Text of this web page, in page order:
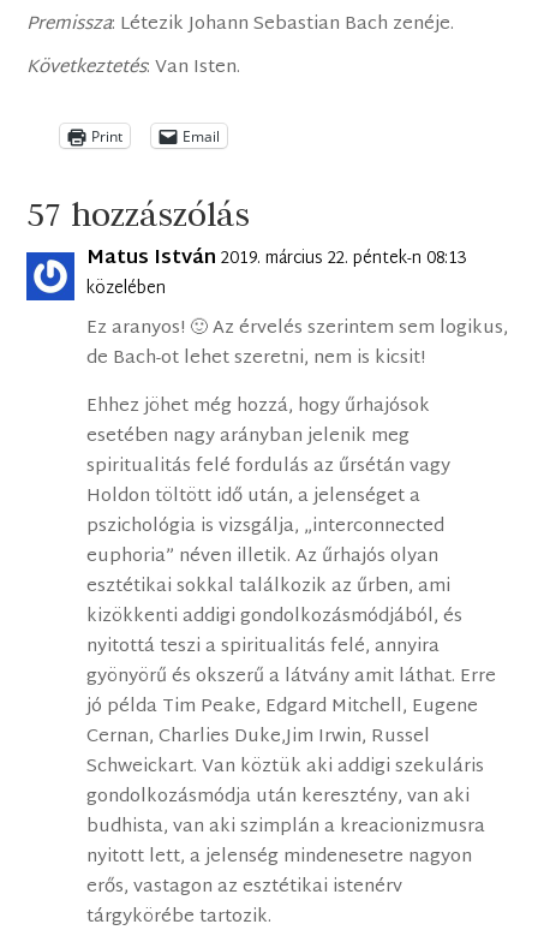
Premissza: Létezik Johann Sebastian Bach zenéje.
Következtetés: Van Isten.
Print Email
57 hozzászólás
Matus István 2019. március 22. péntek-n 08:13
közelében
Ez aranyos! 🙂 Az érvelés szerintem sem logikus,
de Bach-ot lehet szeretni, nem is kicsit!
Ehhez jöhet még hozzá, hogy űrhajósok
esetében nagy arányban jelenik meg
spiritualitás felé fordulás az űrsétán vagy
Holdon töltött idő után, a jelenséget a
pszichológia is vizsgálja, „interconnected
euphoria” néven illetik. Az űrhajós olyan
esztétikai sokkal találkozik az űrben, ami
kizökkenti addigi gondolkozásmódjából, és
nyitottá teszi a spiritualitás felé, annyira
gyönyörű és okszerű a látvány amit láthat. Erre
jó példa Tim Peake, Edgard Mitchell, Eugene
Cernan, Charlies Duke,Jim Irwin, Russel
Schweickart. Van köztük aki addigi szekuláris
gondolkozásmódja után keresztény, van aki
budhista, van aki szimplán a kreacionizmusra
nyitott lett, a jelenség mindenesetre nagyon
erős, vastagon az esztétikai istenérv
tárgykörébe tartozik.